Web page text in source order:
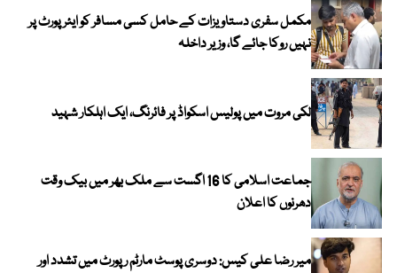
مکمل سفری دستاویزات کے حامل کسی مسافر کو ایئرپورٹ پر
نہیں روکا جائے گا، وزیر داخلہ
لکی مروت میں پولیس اسکواڈ پر فائرنگ، ایک اہلکار شہید
جماعت اسلامی کا 16 اگست سے ملک بھر میں بیک وقت
دھرنوں کا اعلان
میر رضا علی کیس: دوسری پوسٹ مارٹم رپورٹ میں تشدد اور